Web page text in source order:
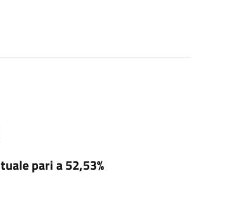
pari a 52,53%